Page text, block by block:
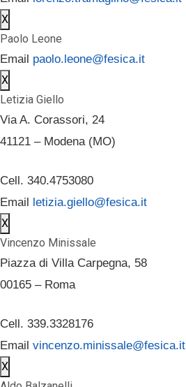
X
Paolo Leone
Email paolo.leone@fesica.it
X
Letizia Giello
Via A. Corassori, 24
41121 – Modena (MO)
Cell. 340.4753080
Email letizia.giello@fesica.it
X
Vincenzo Minissale
Piazza di Villa Carpegna, 58
00165 – Roma
Cell. 339.3328176
Email vincenzo.minissale@fesica.it
X